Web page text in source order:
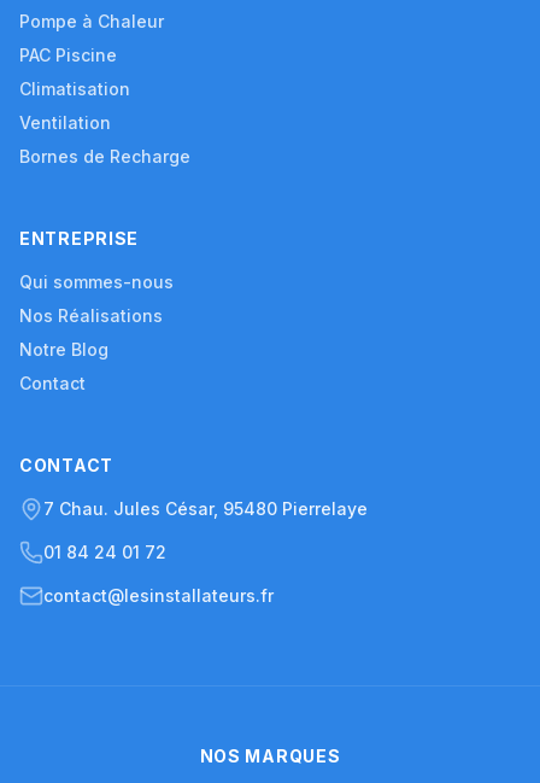
Pompe à Chaleur
PAC Piscine
Climatisation
Ventilation
Bornes de Recharge
ENTREPRISE
Qui sommes-nous
Nos Réalisations
Notre Blog
Contact
CONTACT
7 Chau. Jules César, 95480 Pierrelaye
01 84 24 01 72
contact@lesinstallateurs.fr
NOS MARQUES